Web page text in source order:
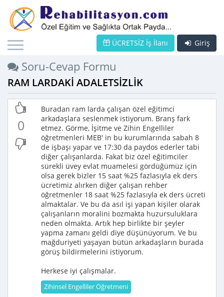
Giriş
ÜCRETSİZ İş İlanı
Soru-Cevap Formu
RAM LARDAKİ ADALETSİZLİK
0
Buradan ram larda çalışan özel eğitimci
arkadaşlara seslenmek istiyorum. Branş fark
etmez. Görme, İşitme ve Zihin Engelliler
öğretmenleri MEB' in bu kurumlarında sabah 8
de işbaşı yapar ve 17:30 da paydos ederler tabi
diğer çalışanlarda. Fakat biz özel eğitimciler
sürekli üvey evlat muamelesi gördüğümüz için
olsa gerek bizler 15 saat %25 fazlasıyla ek ders
ücretimiz alırken diğer çalışan rehber
öğretmenler 18 saat %25 fazlasıyla ek ders ücreti
almaktalar. Ve bu da asıl işi yapan kişiler olarak
çalışanların moralini bozmakta huzursuluklara
neden olmakta. Artık hep birlikte bir şeyler
yapma zamanı geldi diye düşünüyorum. Ve bu
mağduriyeti yaşayan bütün arkadaşların burada
görüş bildirmelerini istiyorum.
Herkese iyi çalışmalar.
Zihinsel Engelliler Öğretmeni